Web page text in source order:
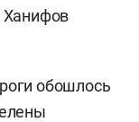
Ханифов
обошлось